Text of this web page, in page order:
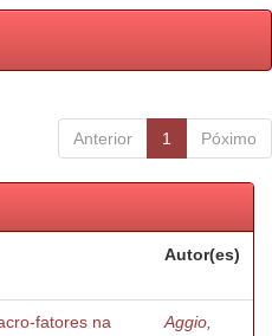
Anterior 1 Póximo
Autor(es)
fatores na
Aggio,